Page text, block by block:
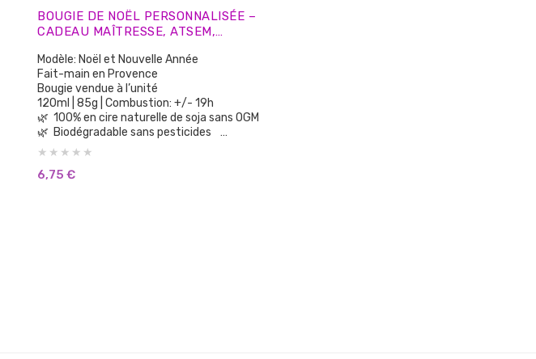
BOUGIE DE NOËL PERSONNALISÉE –
CADEAU MAÎTRESSE, ATSEM,
Modèle: Noël et Nouvelle Année
Fait-main en Provence
Bougie vendue à l’unité
120ml | 85g | Combustion: +/- 19h
🌿 100% en cire naturelle de soja sans OGM
🌿 Biodégradable sans pesticides
🌿 100% parfums de Grasse sans CMR, sans
🌿 Aucun parfum de synthèse
6,75 €